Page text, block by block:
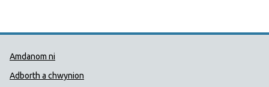
Dolenni Cymorth Iechyd
Amdanom ni
Adborth a chwynion